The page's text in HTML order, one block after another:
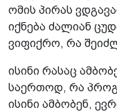
ომის პირას
იქნება ძალიან
ვიფიქრო, რა
ისინი რასაც
საერთოდ, რა
ისინი ამბობენ,